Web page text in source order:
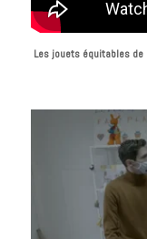
Les jouets équitables